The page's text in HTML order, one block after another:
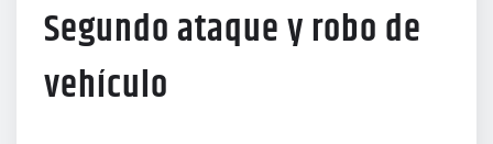
Segundo ataque y robo de
vehículo